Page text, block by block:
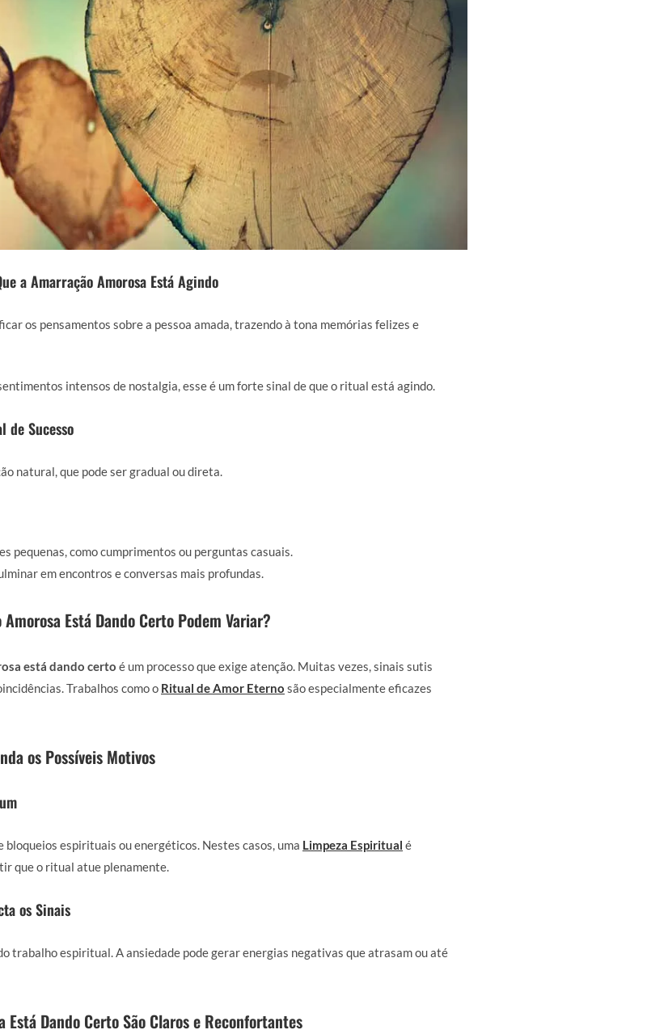
a Amarração Amorosa Está Agindo
os pensamentos sobre a pessoa amada, trazendo à tona memórias felizes e
intensos de nostalgia, esse é um forte sinal de que o ritual está agindo.
de Sucesso
natural, que pode ser gradual ou direta.
pequenas, como cumprimentos ou perguntas casuais.
em encontros e conversas mais profundas.
Está Dando Certo Podem Variar?
está dando certo é um processo que exige atenção. Muitas vezes, sinais sutis
Trabalhos como o Ritual de Amor Eterno são especialmente eficazes
os Possíveis Motivos
bloqueios espirituais ou energéticos. Nestes casos, uma Limpeza Espiritual é
que o ritual atue plenamente.
os Sinais
trabalho espiritual. A ansiedade pode gerar energias negativas que atrasam ou até
Está Dando Certo São Claros e Reconfortantes